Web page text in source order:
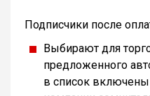
Подписчики после
Выбирают для
предложенного
в список